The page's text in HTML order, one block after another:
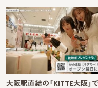
大阪駅直結の「KITTE大阪」